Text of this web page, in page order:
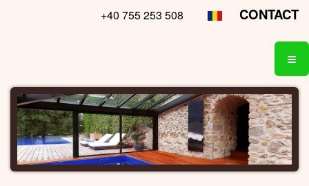
+40 755 253 508 CONTACT